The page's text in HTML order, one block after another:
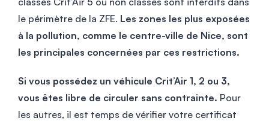
le périmètre de la ZFE. Les zones les plus exposées
à la pollution, comme le centre-ville de Nice, sont
les principales concernées par ces restrictions.
Si vous possédez un véhicule Crit’Air 1, 2 ou 3,
vous êtes libre de circuler sans contrainte. Pour
les autres, il est temps de vérifier votre certificat